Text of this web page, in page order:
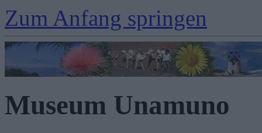
Zum Anfang springen
Museum Unamuno